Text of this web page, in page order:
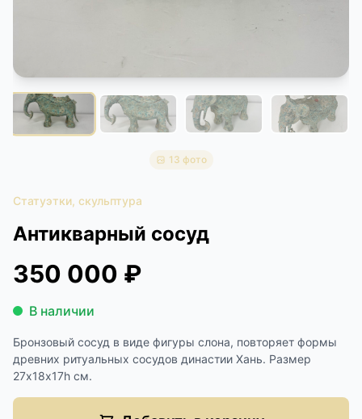
13 фото
Статуэтки, скульптура
Антикварный сосуд
350 000 ₽
В наличии
Бронзовый сосуд в виде фигуры слона, повторяет формы
древних ритуальных сосудов династии Хань. Размер
27х18х17h см.